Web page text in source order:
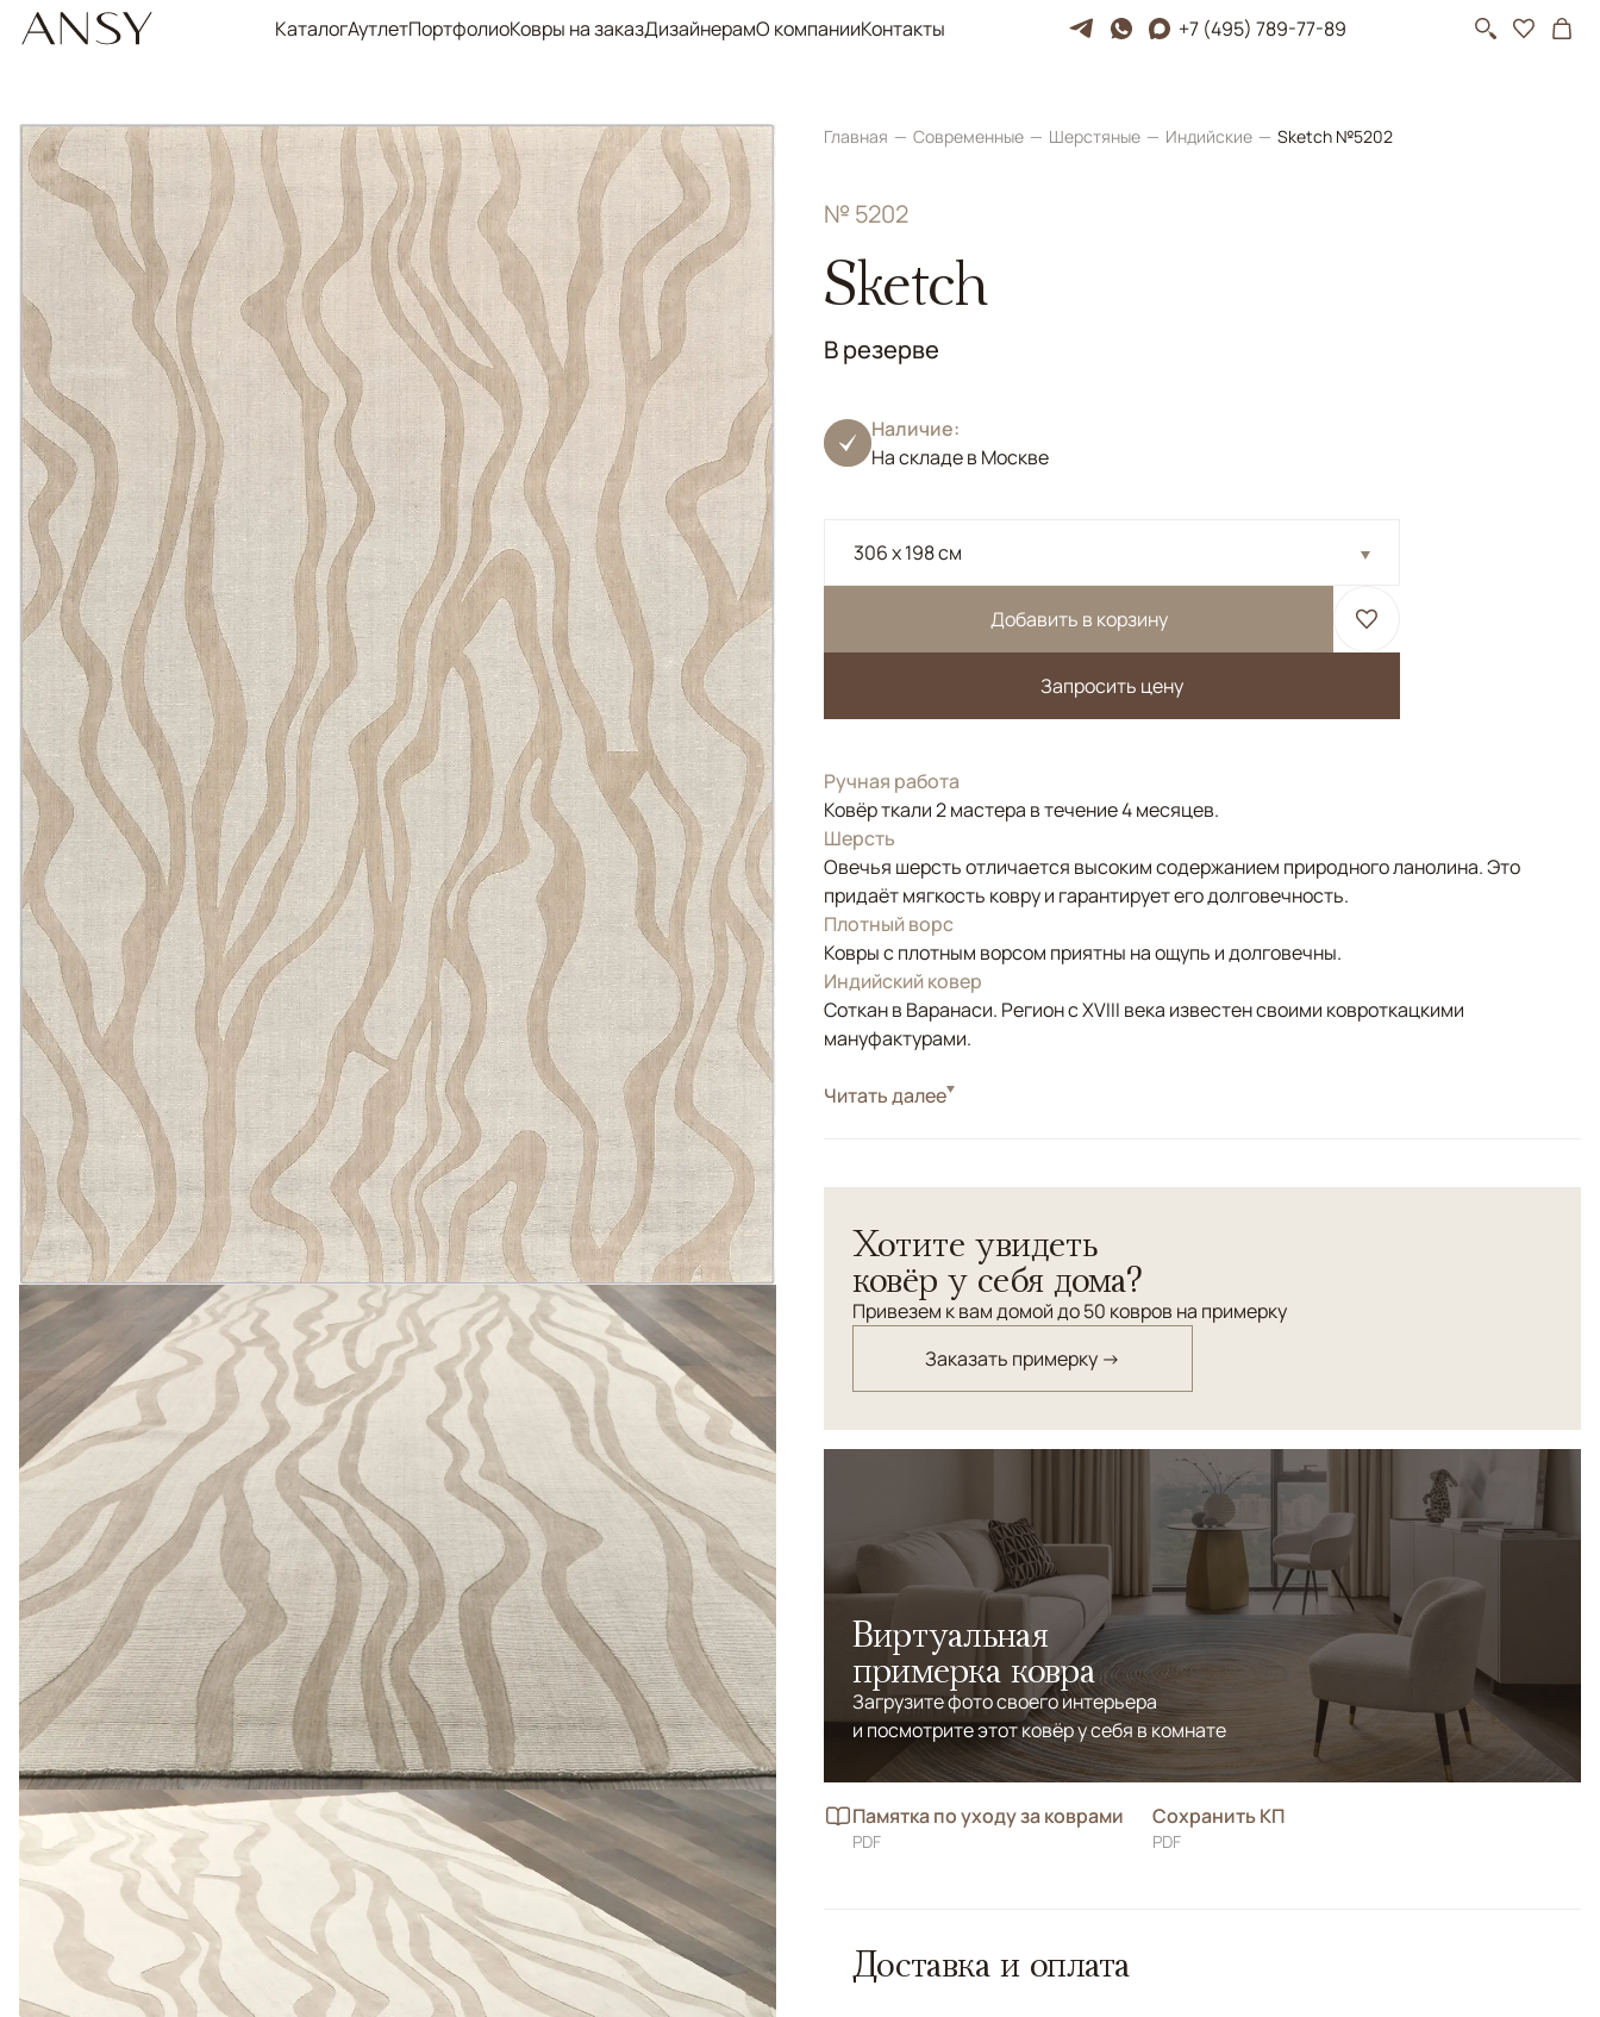
КаталогАутлетПортфолиоКовры на заказДизайнерамО компанииКонтакты +7 (495) 789-77-89
Главная Современные Шерстяные Индийские Sketch №5202
№ 5202
Sketch
В резерве
Наличие:
На складе в Москве
306 x 198 см
Добавить в корзину
Запросить цену
Ручная работа
Ковёр ткали 2 мастера в течение 4 месяцев.
Шерсть
Овечья шерсть отличается высоким содержанием природного ланолина. Это
придаёт мягкость ковру и гарантирует его долговечность.
Плотный ворс
Ковры с плотным ворсом приятны на ощупь и долговечны.
Индийский ковер
Соткан в Варанаси. Регион с XVIII века известен своими ковроткацкими
мануфактурами.
СтильСовременные
Читать далее
Хотите увидеть
ковёр у себя дома?
Привезем к вам домой до 50 ковров на примерку
Заказать примерку →
Виртуальная
примерка ковра
Загрузите фото своего интерьера
и посмотрите этот ковёр у себя в комнате
Памятка по уходу за коврами
PDF
Сохранить КП
PDF
Доставка и оплата